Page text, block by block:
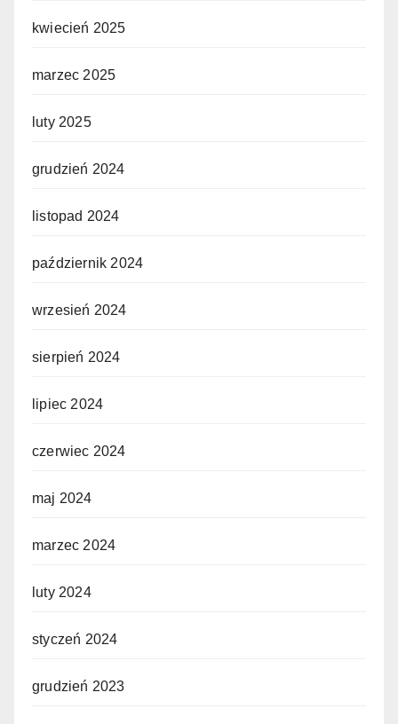
kwiecień 2025
marzec 2025
luty 2025
grudzień 2024
listopad 2024
październik 2024
wrzesień 2024
sierpień 2024
lipiec 2024
czerwiec 2024
maj 2024
marzec 2024
luty 2024
styczeń 2024
grudzień 2023